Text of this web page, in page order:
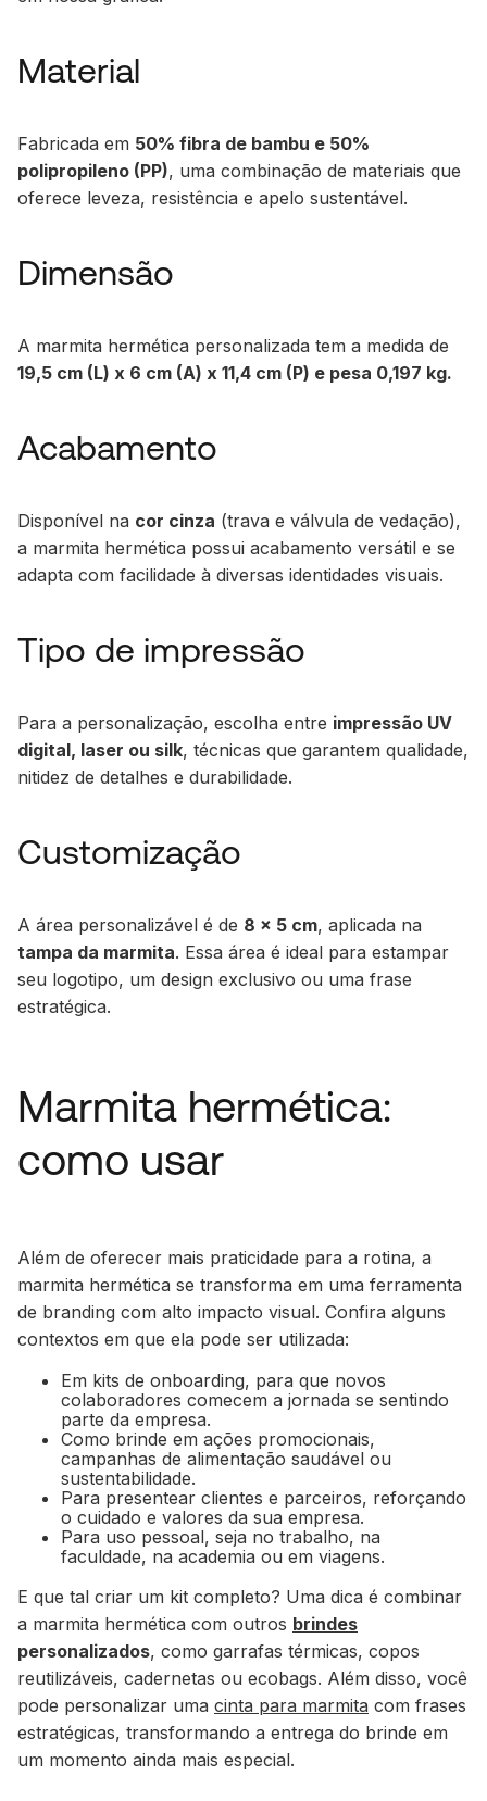
Material
Fabricada em 50% fibra de bambu e 50%
polipropileno (PP), uma combinação de materiais que
oferece leveza, resistência e apelo sustentável.
Dimensão
A marmita hermética personalizada tem a medida de
19,5 cm (L) x 6 cm (A) x 11,4 cm (P) e pesa 0,197 kg.
Acabamento
Disponível na cor cinza (trava e válvula de vedação),
a marmita hermética possui acabamento versátil e se
adapta com facilidade à diversas identidades visuais.
Tipo de impressão
Para a personalização, escolha entre impressão UV
digital, laser ou silk, técnicas que garantem qualidade,
nitidez de detalhes e durabilidade.
Customização
A área personalizável é de 8 x 5 cm, aplicada na
tampa da marmita. Essa área é ideal para estampar
seu logotipo, um design exclusivo ou uma frase
estratégica.
Marmita hermética:
como usar
Além de oferecer mais praticidade para a rotina, a
marmita hermética se transforma em uma ferramenta
de branding com alto impacto visual. Confira alguns
contextos em que ela pode ser utilizada:
Em kits de onboarding, para que novos
colaboradores comecem a jornada se sentindo
parte da empresa.
Como brinde em ações promocionais,
campanhas de alimentação saudável ou
sustentabilidade.
Para presentear clientes e parceiros, reforçando
o cuidado e valores da sua empresa.
Para uso pessoal, seja no trabalho, na
faculdade, na academia ou em viagens.
E que tal criar um kit completo? Uma dica é combinar
a marmita hermética com outros brindes
personalizados, como garrafas térmicas, copos
reutilizáveis, cadernetas ou ecobags. Além disso, você
pode personalizar uma cinta para marmita com frases
estratégicas, transformando a entrega do brinde em
um momento ainda mais especial.